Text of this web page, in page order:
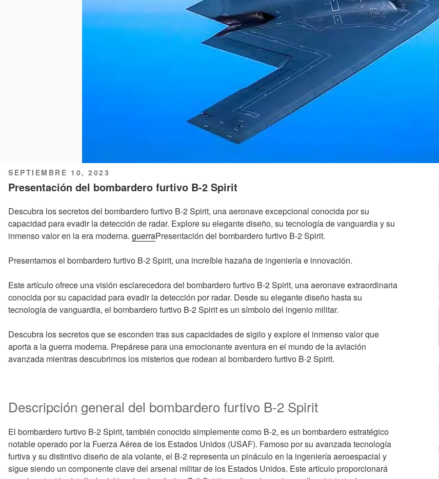
PUBLICADO
EL
SEPTIEMBRE 10, 2023
Presentación del bombardero furtivo B-2 Spirit
Descubra los secretos del bombardero furtivo B-2 Spirit, una aeronave excepcional conocida por su
capacidad para evadir la detección de radar. Explore su elegante diseño, su tecnología de vanguardia y su
inmenso valor en la era moderna. guerraPresentación del bombardero furtivo B-2 Spirit.
Presentamos el bombardero furtivo B-2 Spirit, una increíble hazaña de ingeniería e innovación.
Este artículo ofrece una visión esclarecedora del bombardero furtivo B-2 Spirit, una aeronave extraordinaria
conocida por su capacidad para evadir la detección por radar. Desde su elegante diseño hasta su
tecnología de vanguardia, el bombardero furtivo B-2 Spirit es un símbolo del ingenio militar.
Descubra los secretos que se esconden tras sus capacidades de sigilo y explore el inmenso valor que
aporta a la guerra moderna. Prepárese para una emocionante aventura en el mundo de la aviación
avanzada mientras descubrimos los misterios que rodean al bombardero furtivo B-2 Spirit.
Descripción general del bombardero furtivo B-2 Spirit
El bombardero furtivo B-2 Spirit, también conocido simplemente como B-2, es un bombardero estratégico
notable operado por la Fuerza Aérea de los Estados Unidos (USAF). Famoso por su avanzada tecnología
furtiva y su distintivo diseño de ala volante, el B-2 representa un pináculo en la ingeniería aeroespacial y
sigue siendo un componente clave del arsenal militar de los Estados Unidos. Este artículo proporcionará